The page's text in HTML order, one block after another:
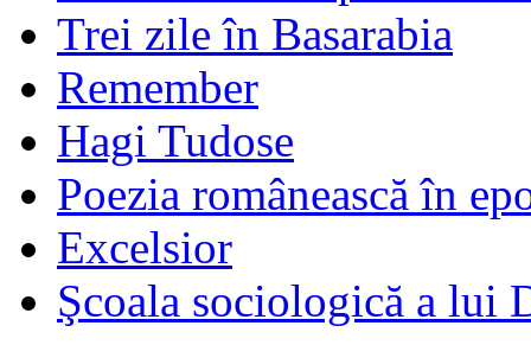
Trei zile în Basarabia
Remember
Hagi Tudose
Poezia românească în
Excelsior
Şcoala sociologică a lui